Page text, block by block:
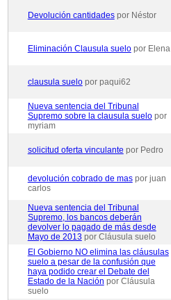
Devolución cantidades por Néstor
Eliminación Clausula suelo por Elena
clausula suelo por paqui62
Nueva sentencia del Tribunal
Supremo sobre la clausula suelo por
myriam
solicitud oferta vinculante por Pedro
devolución cobrado de mas por juan
carlos
Nueva sentencia del Tribunal
Supremo, los bancos deberán
devolver lo pagado de más desde
Mayo de 2013 por Cláusula suelo
El Gobierno NO elimina las cláusulas
suelo a pesar de la confusión que
haya podido crear el Debate del
Estado de la Nación por Cláusula
suelo